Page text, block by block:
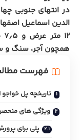
در انتهای جنوبی
همچون آجر، ‌سنگ و
فهرست
تاریخچه پل
ویژگی های
پلی برای